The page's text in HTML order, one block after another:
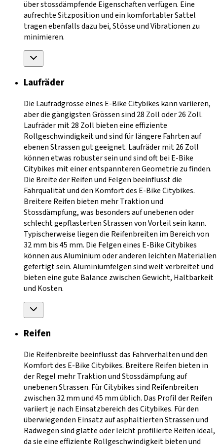
über stossdämpfende Eigenschaften verfügen. Eine
aufrechte Sitzposition und ein komfortabler Sattel
tragen ebenfalls dazu bei, Stösse und Vibrationen zu
minimieren.
Laufräder
Die Laufradgrösse eines E-Bike Citybikes kann variieren,
aber die gängigsten Grössen sind 28 Zoll oder 26 Zoll.
Laufräder mit 28 Zoll bieten eine effiziente
Rollgeschwindigkeit und sind für längere Fahrten auf
ebenen Strassen gut geeignet. Laufräder mit 26 Zoll
können etwas robuster sein und sind oft bei E-Bike
Citybikes mit einer entspannteren Geometrie zu finden.
Die Breite der Reifen und Felgen beeinflusst die
Fahrqualität und den Komfort des E-Bike Citybikes.
Breitere Reifen bieten mehr Traktion und
Stossdämpfung, was besonders auf unebenen oder
schlecht gepflasterten Strassen von Vorteil sein kann.
Typischerweise liegen die Reifenbreiten im Bereich von
32 mm bis 45 mm. Die Felgen eines E-Bike Citybikes
können aus Aluminium oder anderen leichten Materialien
gefertigt sein. Aluminiumfelgen sind weit verbreitet und
bieten eine gute Balance zwischen Gewicht, Haltbarkeit
und Kosten.
Reifen
Die Reifenbreite beeinflusst das Fahrverhalten und den
Komfort des E-Bike Citybikes. Breitere Reifen bieten in
der Regel mehr Traktion und Stossdämpfung auf
unebenen Strassen. Für Citybikes sind Reifenbreiten
zwischen 32 mm und 45 mm üblich. Das Profil der Reifen
variiert je nach Einsatzbereich des Citybikes. Für den
überwiegenden Einsatz auf asphaltierten Strassen und
Radwegen sind glatte oder leicht profilierte Reifen ideal,
da sie eine effiziente Rollgeschwindigkeit bieten und